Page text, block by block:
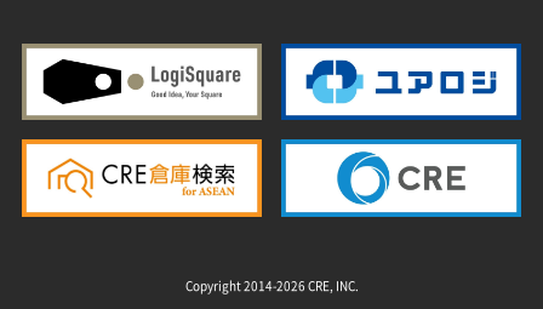
Copyright 2014-2026 CRE, INC.